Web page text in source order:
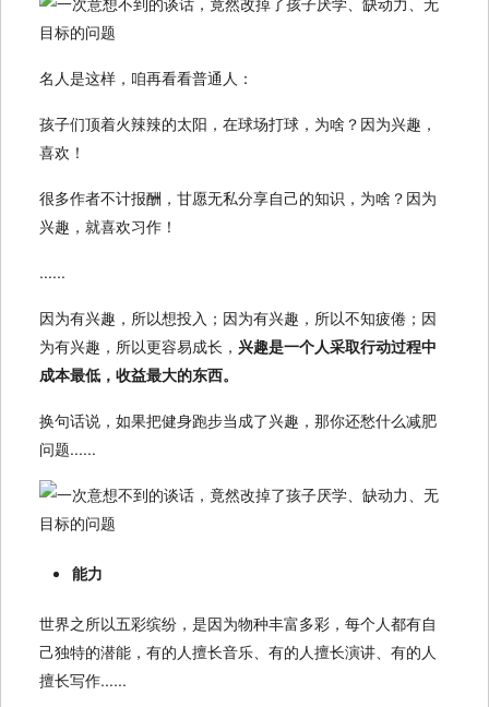
名人是这样，咱再看看普通人：
孩子们顶着火辣辣的太阳，在球场打球，为啥？因为兴趣，
喜欢！
很多作者不计报酬，甘愿无私分享自己的知识，为啥？因为
兴趣，就喜欢习作！
......
因为有兴趣，所以想投入；因为有兴趣，所以不知疲倦；因
为有兴趣，所以更容易成长， 兴趣是一个人采取行动过程中
成本最低，收益最大的东西。
换句话说，如果把健身跑步当成了兴趣，那你还愁什么减肥
问题......
能力
世界之所以五彩缤纷，是因为物种丰富多彩，每个人都有自
己独特的潜能，有的人擅长音乐、有的人擅长演讲、有的人
擅长写作......